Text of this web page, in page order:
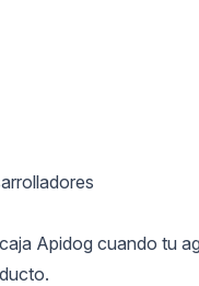
Apidog cuando tu